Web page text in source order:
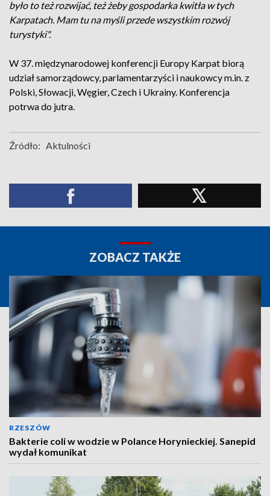
było to też rozwijać, też żeby gospodarka kwitła w tych
Karpatach. Mam tu na myśli przede wszystkim rozwój
turystyki".
W 37. międzynarodowej konferencji Europy Karpat biorą
udział samorządowcy, parlamentarzyści i naukowcy m.in. z
Polski, Słowacji, Węgier, Czech i Ukrainy. Konferencja
potrwa do jutra.
Źródło: Aktulności
ZOBACZ TAKŻE
RZESZÓW
Bakterie coli w wodzie w Polance Horynieckiej. Sanepid
wydał komunikat